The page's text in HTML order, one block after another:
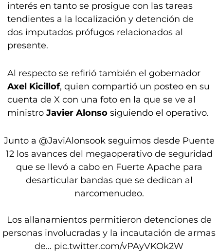
interés en tanto se prosigue con las tareas
tendientes a la localización y detención de
dos imputados prófugos relacionados al
presente.
Al respecto se refirió también el gobernador
Axel Kicillof, quien compartió un posteo en su
cuenta de X con una foto en la que se ve al
ministro Javier Alonso siguiendo el operativo.
Junto a @JaviAlonsookseguimos desde Puente
12 los avances del megaoperativo de seguridad
que se llevó a cabo en Fuerte Apache para
desarticular bandas que se dedican al
narcomenudeo.
Los allanamientos permitieron detenciones de
personas involucradas y la incautación de armas
de… pic.twitter.com/vPAyVKOk2W